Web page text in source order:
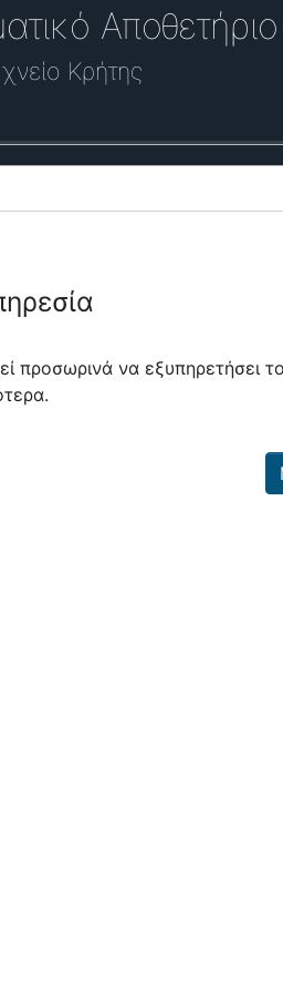
Αποθετήριο
Κρήτης
προσωρινά να